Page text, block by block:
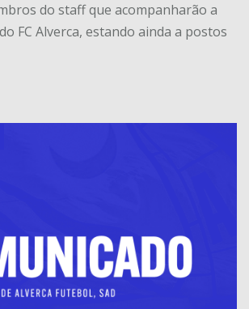
do staff que acompanharão a
FC Alverca, estando ainda a postos